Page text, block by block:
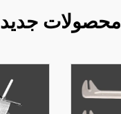
محصولات جدید